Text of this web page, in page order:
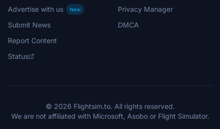
Advertise with us
New
Submit News
Report Content
Status
Privacy Manager
DMCA
© 2026 Flightsim.to. All rights reserved.
We are not affiliated with Microsoft, Asobo or Flight Simulator.